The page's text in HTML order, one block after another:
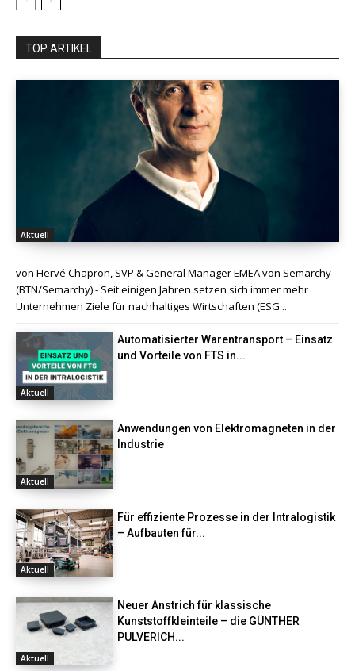
TOP ARTIKEL
Aktuell
von Hervé Chapron, SVP & General Manager EMEA von Semarchy
(BTN/Semarchy) - Seit einigen Jahren setzen sich immer mehr
Unternehmen Ziele für nachhaltiges Wirtschaften (ESG...
Aktuell
Automatisierter Warentransport – Einsatz
und Vorteile von FTS in...
Aktuell
Anwendungen von Elektromagneten in der
Industrie
Aktuell
Für effiziente Prozesse in der Intralogistik
– Aufbauten für...
Aktuell
Neuer Anstrich für klassische
Kunststoffkleinteile – die GÜNTHER
PULVERICH...